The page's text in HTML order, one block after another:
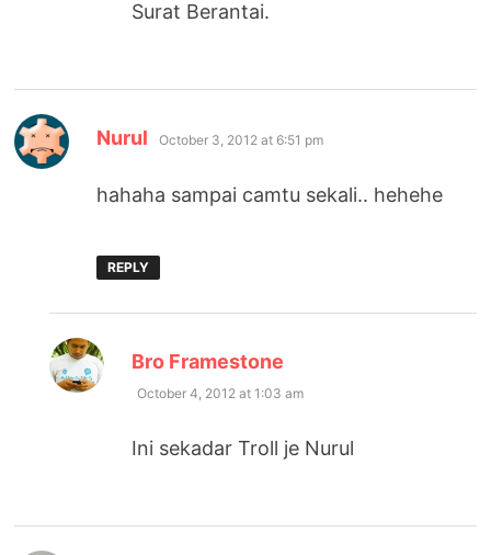
Surat Berantai.
Nurul says:
October 3, 2012 at 6:51 pm
hahaha sampai camtu sekali.. hehehe
REPLY
Bro Framestone
October 4, 2012 at 1:03 am
Ini sekadar Troll je Nurul